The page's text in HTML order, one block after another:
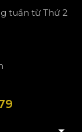
tuần từ Thứ 2